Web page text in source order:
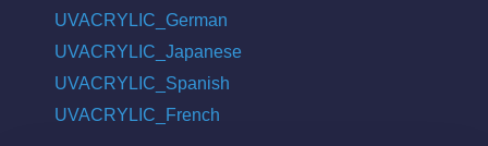
UVACRYLIC_German
UVACRYLIC_Japanese
UVACRYLIC_Spanish
UVACRYLIC_French